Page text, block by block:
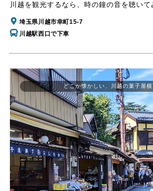
川越を観光するなら、時の鐘の音を聴いて
埼玉県川越市幸町15-7
川越駅西口で下車
どこか懐かしい、川越の菓子屋横